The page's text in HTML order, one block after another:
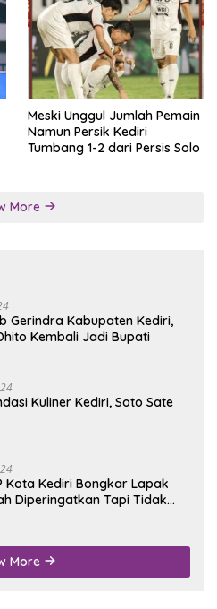
Meski Unggul Jumlah Pemain
Namun Persik Kediri
Tumbang 1-2 dari Persis Solo
More
Gerindra Kabupaten Kediri,
Kembali Jadi Bupati
Kuliner Kediri, Soto Sate
Kota Kediri Bongkar Lapak
Diperingatkan Tapi Tidak
More